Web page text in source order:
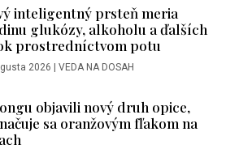
inteligentný prsteň meria
glukózy, alkoholu a ďalších
prostredníctvom potu
2026 | VEDA NA DOSAH
objavili nový druh opice,
sa oranžovým fľakom na